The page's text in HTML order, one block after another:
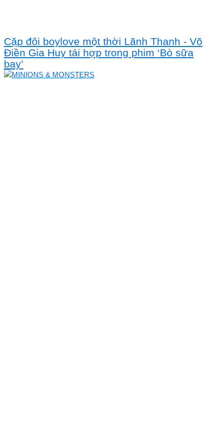
Cặp đôi boylove một thời Lãnh Thanh - Võ
Điền Gia Huy tái hợp trong phim ‘Bò sữa
bay’